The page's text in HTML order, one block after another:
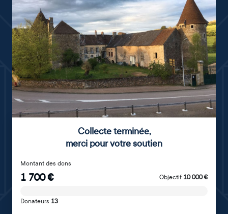
Collecte terminée,
merci pour votre soutien
Montant des dons
1 700€ Objectif 10 000€
Donateurs 13